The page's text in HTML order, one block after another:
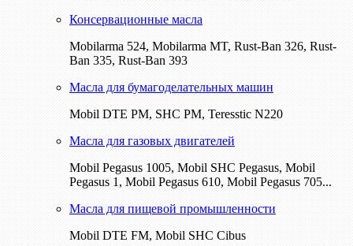
Консервационные масла
Mobilarma 524, Mobilarma MT, Rust-Ban 326, Rust-
Ban 335, Rust-Ban 393
Масла для бумагоделательных машин
Mobil DTE РМ, SHC PM, Teresstic N220
Масла для газовых двигателей
Mobil Pegasus 1005, Mobil SHC Pegasus, Mobil
Pegasus 1, Mobil Pegasus 610, Mobil Pegasus 705...
Масла для пищевой промышленности
Mobil DTE FM, Mobil SHC Cibus